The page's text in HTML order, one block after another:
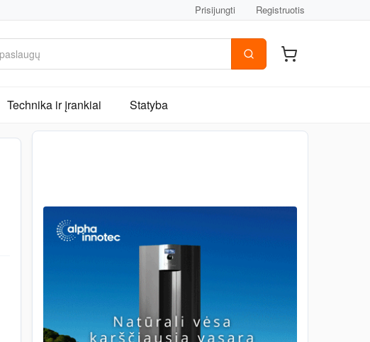
Prisijungti Registruotis
Technika ir įrankiai Statyba